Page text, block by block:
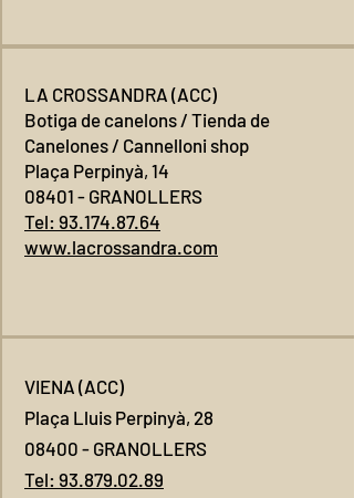
LA CROSSANDRA (ACC)
Botiga de canelons / Tienda de
Canelones / Cannelloni shop
Plaça Perpinyà, 14
08401 - GRANOLLERS
Tel: 93.174.87.64
www.lacrossandra.com
VIENA (ACC)
Plaça Lluis Perpinyà, 28
08400 - GRANOLLERS
Tel: 93.879.02.89